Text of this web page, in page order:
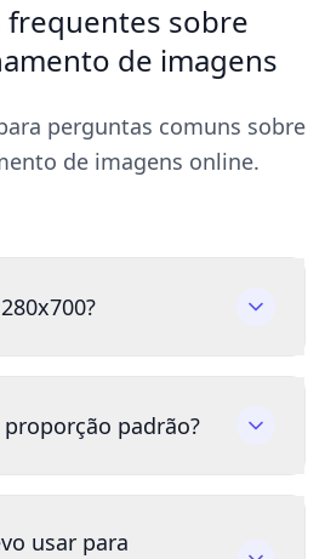
frequentes sobre
de imagens
perguntas comuns sobre
de imagens online.
padrão?
usar para